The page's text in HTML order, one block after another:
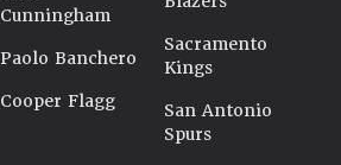
Cunningham
Paolo Banchero
Cooper Flagg
Sacramento
Kings
San Antonio
Spurs